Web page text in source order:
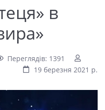
в
Переглядів: 1391
19 березня 2021 р.